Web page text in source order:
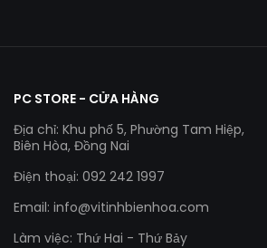
PC STORE - CỬA HÀNG
Địa chỉ: Khu phố 5, Phường Tam Hiệp,
Biên Hòa, Đồng Nai
Điện thoại: 092 242 1997
Email: info@vitinhbienhoa.com
Làm việc: Thứ Hai - Thứ Bảy